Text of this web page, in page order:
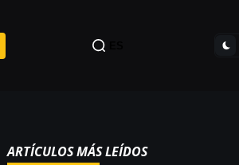
ARTÍCULOS MÁS LEÍDOS